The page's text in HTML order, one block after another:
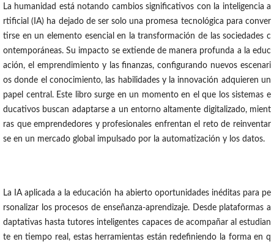
La humanidad está notando cambios significativos con la inteligencia a
rtificial (IA) ha dejado de ser solo una promesa tecnológica para conver
tirse en un elemento esencial en la transformación de las sociedades c
ontemporáneas. Su impacto se extiende de manera profunda a la educ
ación, el emprendimiento y las finanzas, configurando nuevos escenari
os donde el conocimiento, las habilidades y la innovación adquieren un
papel central. Este libro surge en un momento en el que los sistemas e
ducativos buscan adaptarse a un entorno altamente digitalizado, mient
ras que emprendedores y profesionales enfrentan el reto de reinventar
se en un mercado global impulsado por la automatización y los datos.
La IA aplicada a la educación ha abierto oportunidades inéditas para pe
rsonalizar los procesos de enseñanza-aprendizaje. Desde plataformas a
daptativas hasta tutores inteligentes capaces de acompañar al estudian
te en tiempo real, estas herramientas están redefiniendo la forma en q